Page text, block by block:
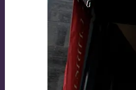
Arbejdsmarkedet